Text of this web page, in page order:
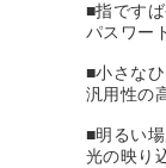
■指です
パスワー
■小さな
汎用性の
■明るい
光の映り